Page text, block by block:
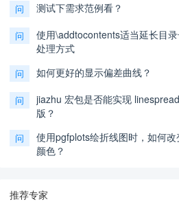
问 测试下需求范例看？
问
使用\addtocontents适当延长目
处理方式
问 如何更好的显示偏差曲线？
问
jiazhu 宏包是否能实现
版？
问
使用pgfplots绘折线图时，如何
颜色？
推荐专家